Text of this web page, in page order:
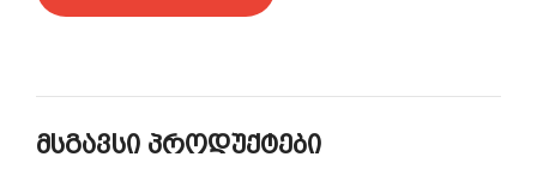
მსგავსი პროდუქტები